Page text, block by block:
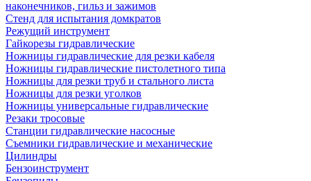
наконечников, гильз и зажимов
Стенд для испытания домкратов
Режущий инструмент
Гайкорезы гидравлические
Ножницы гидравлические для резки кабеля
Ножницы гидравлические пистолетного типа
Ножницы для резки труб и стального листа
Ножницы для резки уголков
Ножницы универсальные гидравлические
Резаки тросовые
Станции гидравлические насосные
Съемники гидравлические и механические
Цилиндры
Бензоинструмент